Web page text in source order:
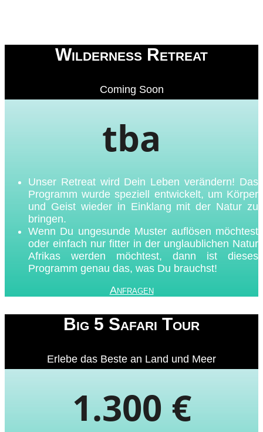
Wilderness Retreat
Coming Soon
tba
Unser Retreat wird Dein Leben verändern! Das
Programm wurde speziell entwickelt, um Körper
und Geist wieder in Einklang mit der Natur zu
bringen.
Wenn Du ungesunde Muster auflösen möchtest
oder einfach nur fitter in der unglaublichen Natur
Afrikas werden möchtest, dann ist dieses
Programm genau das, was Du brauchst!
Anfragen
Big 5 Safari Tour
Erlebe das Beste an Land und Meer
1.300 €